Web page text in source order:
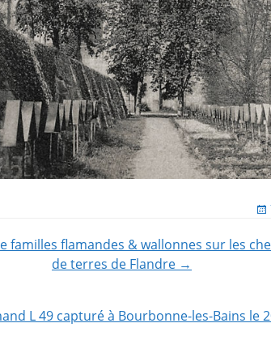
familles flamandes & wallonnes sur les
de terres de Flandre →
L 49 capturé à Bourbonne-les-Bains le